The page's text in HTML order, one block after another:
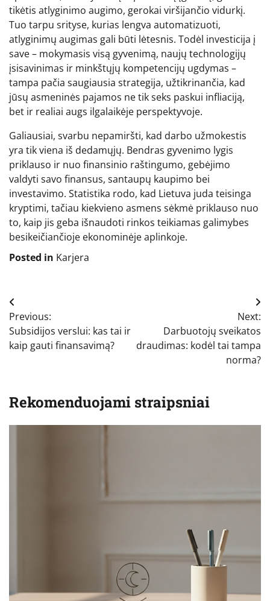
tikėtis atlyginimo augimo, gerokai viršijančio vidurkį.
Tuo tarpu srityse, kurias lengva automatizuoti,
atlyginimų augimas gali būti lėtesnis. Todėl investicija į
save – mokymasis visą gyvenimą, naujų technologijų
įsisavinimas ir minkštųjų kompetencijų ugdymas –
tampa pačia saugiausia strategija, užtikrinančia, kad
jūsų asmeninės pajamos ne tik seks paskui infliaciją,
bet ir realiai augs ilgalaikėje perspektyvoje.
Galiausiai, svarbu nepamiršti, kad darbo užmokestis
yra tik viena iš dedamųjų. Bendras gyvenimo lygis
priklauso ir nuo finansinio raštingumo, gebėjimo
valdyti savo finansus, santaupų kaupimo bei
investavimo. Statistika rodo, kad Lietuva juda teisinga
kryptimi, tačiau kiekvieno asmens sėkmė priklauso nuo
to, kaip jis geba išnaudoti rinkos teikiamas galimybes
besikeičiančioje ekonominėje aplinkoje.
Posted in Karjera
Navigacija
tarp
įrašų
Previous:
Subsidijos verslui: kas tai ir
kaip gauti finansavimą?
Next:
Darbuotojų sveikatos
draudimas: kodėl tai tampa
norma?
Rekomenduojami straipsniai